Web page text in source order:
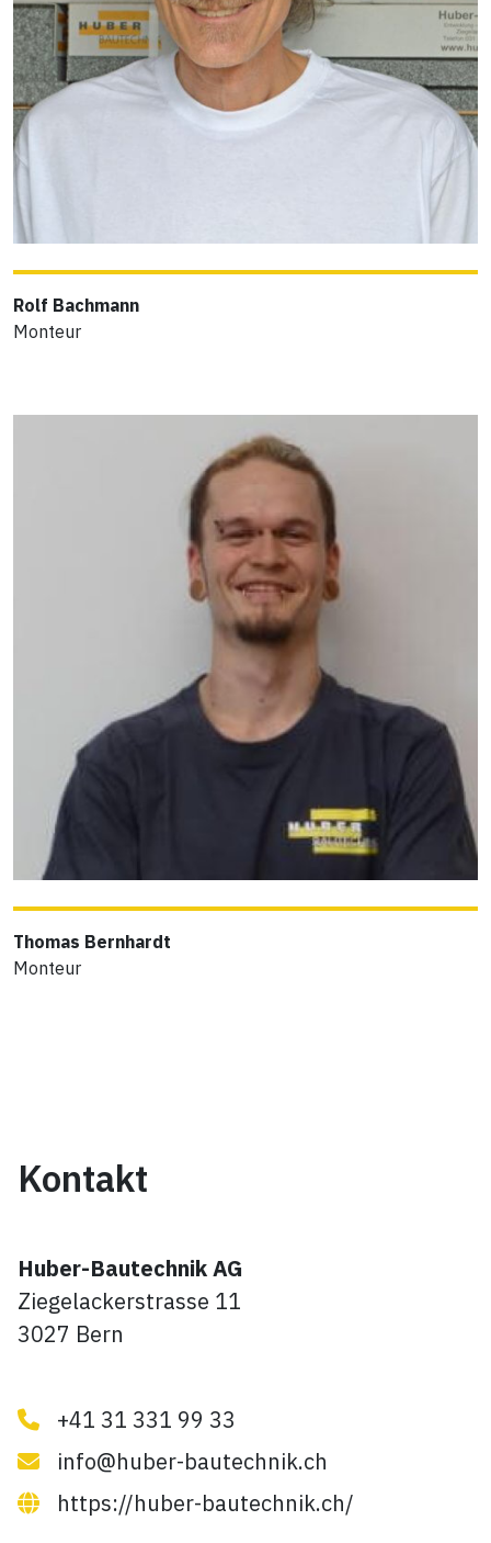
Rolf Bachmann
Monteur
Thomas Bernhardt
Monteur
Kontakt
Huber-Bautechnik AG
Ziegelackerstrasse 11
3027 Bern
+41 31 331 99 33
info@huber-bautechnik.ch
https://huber-bautechnik.ch/